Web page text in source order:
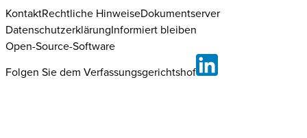
KontaktRechtliche HinweiseDokumentserver
DatenschutzerklärungInformiert bleiben
Open-Source-Software
Folgen Sie dem Verfassungsgerichtshof